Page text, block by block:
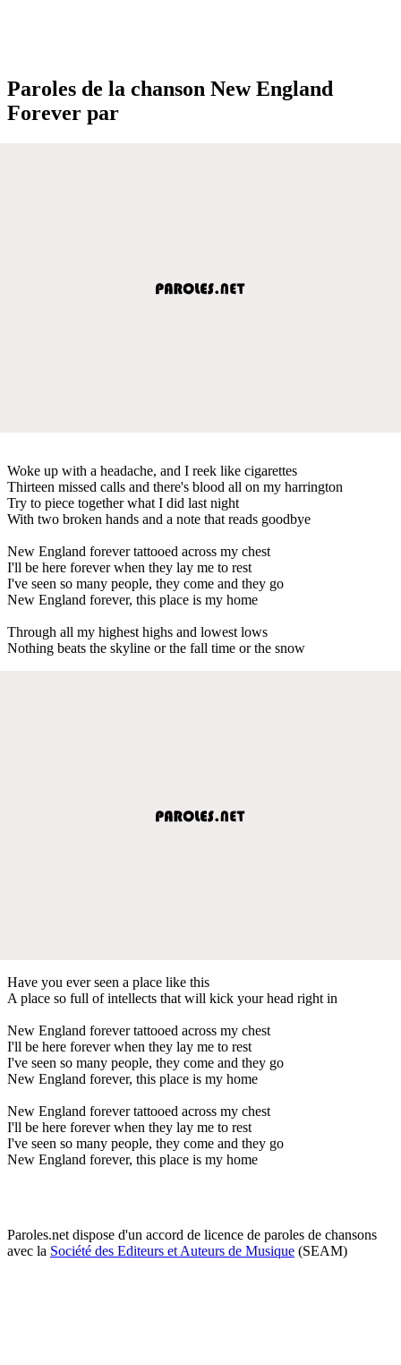
Paroles de la chanson New England
Forever par
Woke up with a headache, and I reek like cigarettes
Thirteen missed calls and there's blood all on my harrington
Try to piece together what I did last night
With two broken hands and a note that reads goodbye
New England forever tattooed across my chest
I'll be here forever when they lay me to rest
I've seen so many people, they come and they go
New England forever, this place is my home
Through all my highest highs and lowest lows
Nothing beats the skyline or the fall time or the snow
Have you ever seen a place like this
A place so full of intellects that will kick your head right in
New England forever tattooed across my chest
I'll be here forever when they lay me to rest
I've seen so many people, they come and they go
New England forever, this place is my home
New England forever tattooed across my chest
I'll be here forever when they lay me to rest
I've seen so many people, they come and they go
New England forever, this place is my home
Paroles.net dispose d'un accord de licence de paroles de chansons
avec la Société des Editeurs et Auteurs de Musique (SEAM)